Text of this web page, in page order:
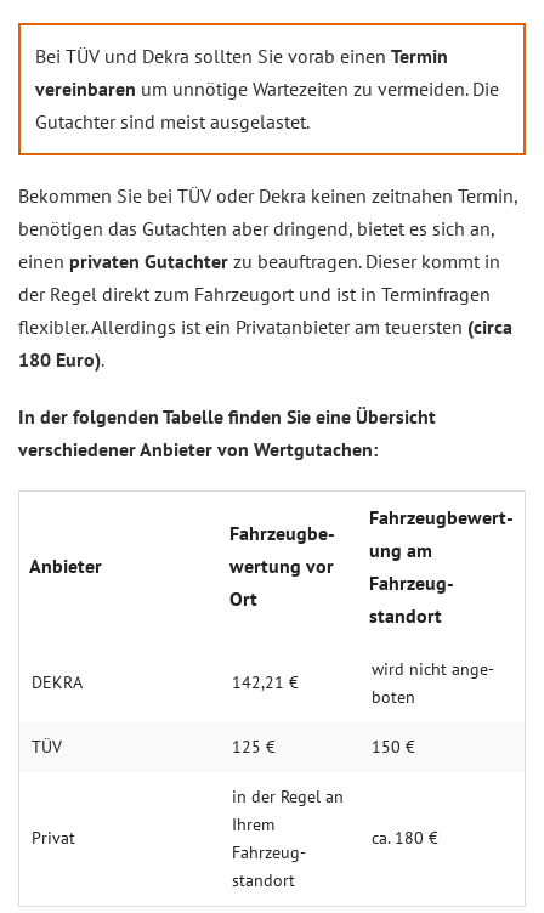
Bei TÜV und Dekra sollten Sie vorab einen Termin
vereinbaren um unnötige Wartezeiten zu vermeiden. Die
Gutachter sind meist ausgelastet.
Bekommen Sie bei TÜV oder Dekra keinen zeitnahen Termin,
benötigen das Gutachten aber dringend, bietet es sich an,
einen privaten Gutachter zu beauftragen. Dieser kommt in
der Regel direkt zum Fahrzeugort und ist in Terminfragen
flexibler. Allerdings ist ein Privatanbieter am teuersten (circa
180 Euro).
In der folgenden Tabelle finden Sie eine Übersicht
verschiedener Anbieter von Wertgutachen:
Anbieter
Fahrzeug­be­
wert­ung vor
Ort
Fahrzeug­be­wert­
ung am
Fahrzeug­
standort
DEKRA 142,21 €
wird nicht ange­
boten
TÜV 125 € 150 €
Privat
in der Regel an
Ihrem
Fahrzeug­
standort
ca. 180 €